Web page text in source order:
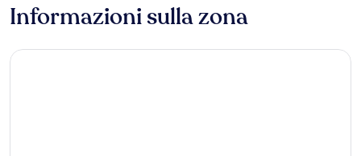
Informazioni sulla zona